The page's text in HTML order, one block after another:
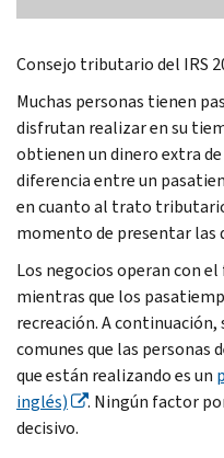
Consejo tributario del IRS
Muchas personas tienen
disfrutan realizar en su
obtienen un dinero extra
diferencia entre un
en cuanto al trato
momento de presentar las
Los negocios operan con
mientras que los
recreación. A
comunes que las personas
que están realizando es un
inglés)
. Ningún factor
decisivo.